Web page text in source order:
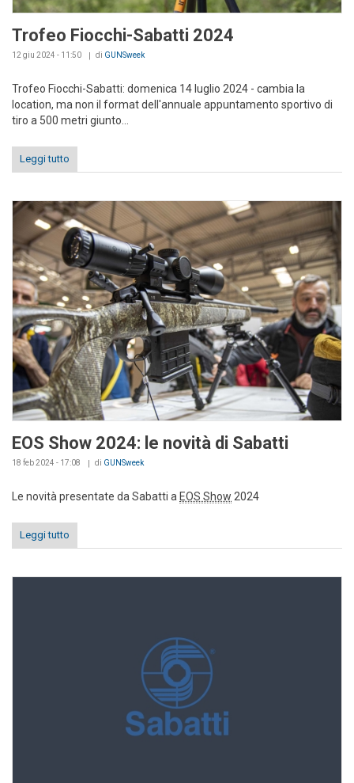
Trofeo Fiocchi-Sabatti 2024
12 giu 2024 - 11:50 di GUNSweek
Trofeo Fiocchi-Sabatti: domenica 14 luglio 2024 - cambia la
location, ma non il format dell'annuale appuntamento sportivo di
tiro a 500 metri giunto...
Leggi tutto
EOS Show 2024: le novità di Sabatti
18 feb 2024 - 17:08 di GUNSweek
Le novità presentate da Sabatti a EOS Show 2024
Leggi tutto